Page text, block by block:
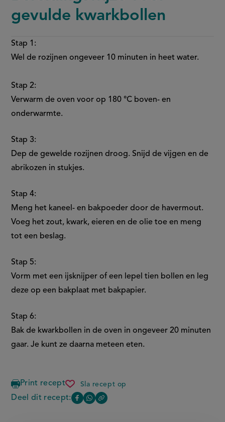
gevulde kwarkbollen
Stap 1:
Wel de rozijnen ongeveer 10 minuten in heet water.
Stap 2:
Verwarm de oven voor op 180 °C boven- en
onderwarmte.
Stap 3:
Dep de gewelde rozijnen droog. Snijd de vijgen en de
abrikozen in stukjes.
Stap 4:
Meng het kaneel- en bakpoeder door de havermout.
Voeg het zout, kwark, eieren en de olie toe en meng
tot een beslag.
Stap 5:
Vorm met een ijsknijper of een lepel tien bollen en leg
deze op een bakplaat met bakpapier.
Stap 6:
Bak de kwarkbollen in de oven in ongeveer 20 minuten
gaar. Je kunt ze daarna meteen eten.
Print recept Sla recept op
gevulde
kwarkbollen
Deel dit recept:
DeelDeelCopy